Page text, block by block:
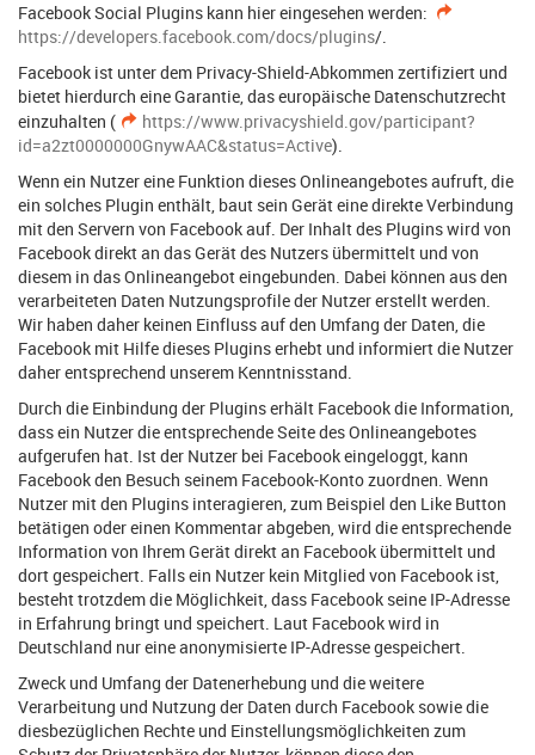
Facebook Social Plugins kann hier eingesehen werden:
https://developers.facebook.com/docs/plugins/.
Facebook ist unter dem Privacy-Shield-Abkommen zertifiziert und
bietet hierdurch eine Garantie, das europäische Datenschutzrecht
einzuhalten (
https://www.privacyshield.gov/participant?
id=a2zt0000000GnywAAC&status=Active).
Wenn ein Nutzer eine Funktion dieses Onlineangebotes aufruft, die
ein solches Plugin enthält, baut sein Gerät eine direkte Verbindung
mit den Servern von Facebook auf. Der Inhalt des Plugins wird von
Facebook direkt an das Gerät des Nutzers übermittelt und von
diesem in das Onlineangebot eingebunden. Dabei können aus den
verarbeiteten Daten Nutzungsprofile der Nutzer erstellt werden.
Wir haben daher keinen Einfluss auf den Umfang der Daten, die
Facebook mit Hilfe dieses Plugins erhebt und informiert die Nutzer
daher entsprechend unserem Kenntnisstand.
Durch die Einbindung der Plugins erhält Facebook die Information,
dass ein Nutzer die entsprechende Seite des Onlineangebotes
aufgerufen hat. Ist der Nutzer bei Facebook eingeloggt, kann
Facebook den Besuch seinem Facebook-Konto zuordnen. Wenn
Nutzer mit den Plugins interagieren, zum Beispiel den Like Button
betätigen oder einen Kommentar abgeben, wird die entsprechende
Information von Ihrem Gerät direkt an Facebook übermittelt und
dort gespeichert. Falls ein Nutzer kein Mitglied von Facebook ist,
besteht trotzdem die Möglichkeit, dass Facebook seine IP-Adresse
in Erfahrung bringt und speichert. Laut Facebook wird in
Deutschland nur eine anonymisierte IP-Adresse gespeichert.
Zweck und Umfang der Datenerhebung und die weitere
Verarbeitung und Nutzung der Daten durch Facebook sowie die
diesbezüglichen Rechte und Einstellungsmöglichkeiten zum